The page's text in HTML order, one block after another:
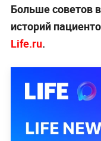
Больше советов
историй
Life.ru.